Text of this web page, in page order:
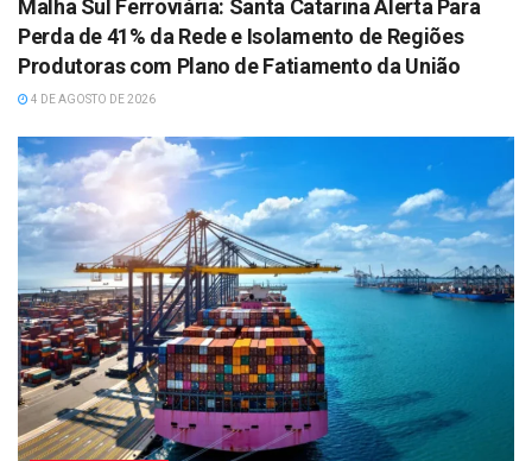
Malha Sul Ferroviária: Santa Catarina Alerta Para
Perda de 41% da Rede e Isolamento de Regiões
Produtoras com Plano de Fatiamento da União
4 DE AGOSTO DE 2026